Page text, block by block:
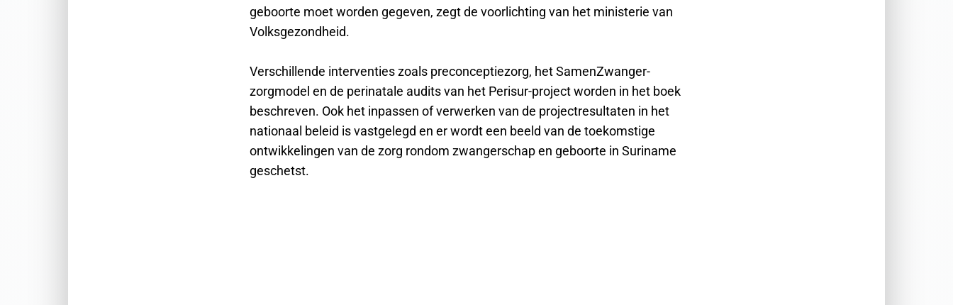
geboorte moet worden gegeven, zegt de voorlichting van het ministerie van
Volksgezondheid.
Verschillende interventies zoals preconceptiezorg, het SamenZwanger-
zorgmodel en de perinatale audits van het Perisur-project worden in het boek
beschreven. Ook het inpassen of verwerken van de projectresultaten in het
nationaal beleid is vastgelegd en er wordt een beeld van de toekomstige
ontwikkelingen van de zorg rondom zwangerschap en geboorte in Suriname
geschetst.